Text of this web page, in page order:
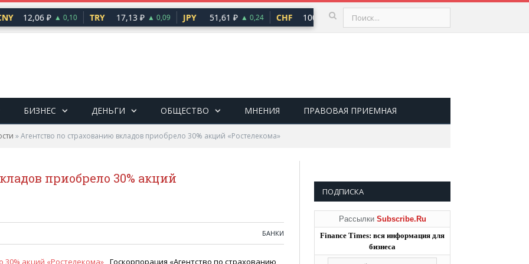
12,06 ₽ ▲ 0,10 TRY 17,13 ₽ ▲ 0,09 JPY 51,61 ₽ ▲ 0,24 CHF 100,66 ₽ ▲ 0,73 USD
БИЗНЕС ДЕНЬГИ ОБЩЕСТВО МНЕНИЯ ПРАВОВАЯ ПРИЕМНАЯ
»Агентство по страхованию вкладов приобрело 30% акций «Ростелекома»
приобрело 30% акций
БАНКИ
Госкорпорация «Агентство по страхованию
ПОДПИСКА
Рассылки Subscribe.Ru
Finance Times: вся информация для
бизнеса